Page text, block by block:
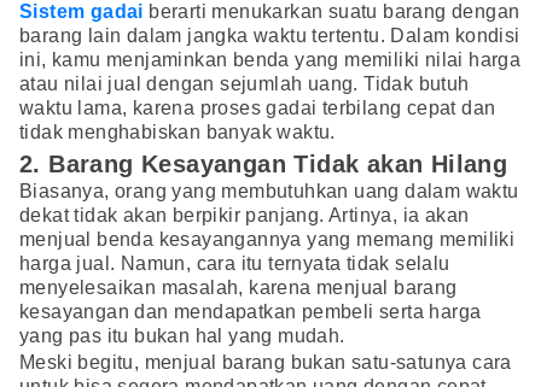
Sistem gadai berarti menukarkan suatu barang dengan
barang lain dalam jangka waktu tertentu. Dalam kondisi
ini, kamu menjaminkan benda yang memiliki nilai harga
atau nilai jual dengan sejumlah uang. Tidak butuh
waktu lama, karena proses gadai terbilang cepat dan
tidak menghabiskan banyak waktu.
2. Barang Kesayangan Tidak akan Hilang
Biasanya, orang yang membutuhkan uang dalam waktu
dekat tidak akan berpikir panjang. Artinya, ia akan
menjual benda kesayangannya yang memang memiliki
harga jual. Namun, cara itu ternyata tidak selalu
menyelesaikan masalah, karena menjual barang
kesayangan dan mendapatkan pembeli serta harga
yang pas itu bukan hal yang mudah.
Meski begitu, menjual barang bukan satu-satunya cara